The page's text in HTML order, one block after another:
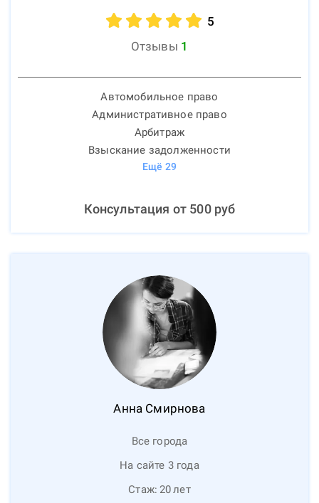
5
Отзывы 1
Автомобильное право
Административное право
Арбитраж
Взыскание задолженности
Ещё 29
Консультация от 500руб
Анна Смирнова
Все города
На сайте 3 года
Стаж: 20лет